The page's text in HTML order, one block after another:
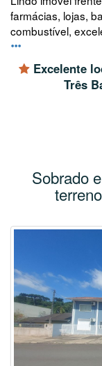
farmácias, lojas,
combustível,
Excelente
Três
Sobrado